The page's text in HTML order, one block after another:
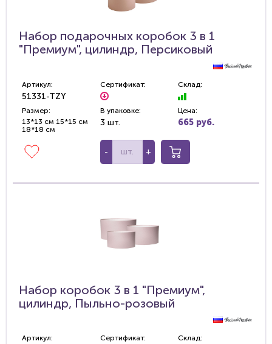
Набор подарочных коробок 3 в 1
"Премиум", цилиндр, Персиковый
Артикул:
51331-TZY
Сертификат: Склад:
Размер:
13*13 см 15*15 см
18*18 см
В упаковке:
3 шт.
Цена:
665 руб.
- +
Набор коробок 3 в 1 "Премиум",
цилиндр, Пыльно-розовый
Артикул: Сертификат: Склад: